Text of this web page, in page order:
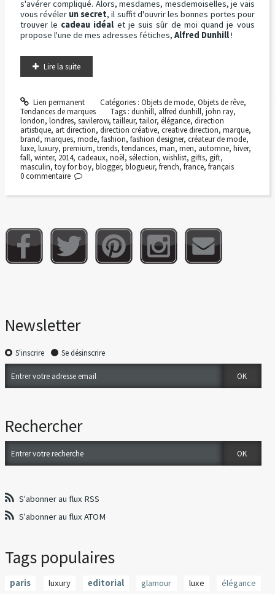
s'avérer compliqué. Alors, mesdames, mesdemoiselles, je vais
vous révéler un secret, il suffit d'ouvrir les bonnes portes pour
trouver le cadeau idéal et je suis sûr de moi quand je vous
propose l'une de mes adresses fétiches, Alfred Dunhill!
Lire la suite
Lien permanent Catégories : Objets de mode, Objets de rêve,
Tendances de marques
Tags :dunhill, alfred dunhill,john ray,
london, londres, savilerow, tailleur, tailor, élégance, direction
artistique, art direction, direction créative, creative direction, marque,
brand, marques, mode, fashion, fashion designer, créateur de mode,
luxe, luxury, premium, trends, tendances, man, men, automne, hiver,
fall, winter, 2014, cadeaux, noël, sélection, wishlist, gifts, gift,
masculin, toy for boy, blogger, blogueur, french, france, français
0 commentaire
Newsletter
S'inscrire Se désinscrire
Rechercher
S'abonner au flux RSS
S'abonner au flux ATOM
Tags populaires
paris luxury editorial glamour luxe
élégance